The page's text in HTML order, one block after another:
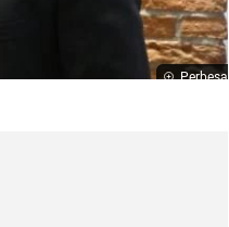
Perbesar